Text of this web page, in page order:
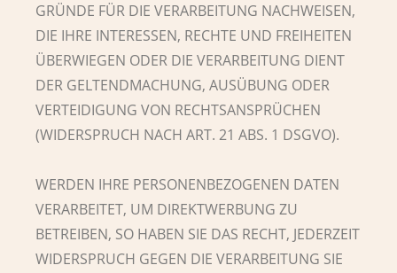
GRÜNDE FÜR DIE VERARBEITUNG NACHWEISEN,
DIE IHRE INTERESSEN, RECHTE UND FREIHEITEN
ÜBERWIEGEN ODER DIE VERARBEITUNG DIENT
DER GELTENDMACHUNG, AUSÜBUNG ODER
VERTEIDIGUNG VON RECHTSANSPRÜCHEN
(WIDERSPRUCH NACH ART. 21 ABS. 1 DSGVO).
WERDEN IHRE PERSONENBEZOGENEN DATEN
VERARBEITET, UM DIREKTWERBUNG ZU
BETREIBEN, SO HABEN SIE DAS RECHT, JEDERZEIT
WIDERSPRUCH GEGEN DIE VERARBEITUNG SIE